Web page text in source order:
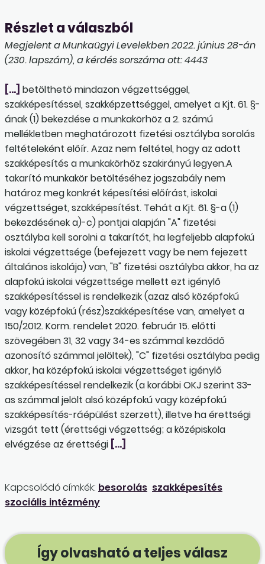
Részlet a válaszból
Megjelent a Munkaügyi Levelekben 2022. június 28-án
(230. lapszám), a kérdés sorszáma ott: 4443
[…] betölthető mindazon végzettséggel,
szakképesítéssel, szakképzettséggel, amelyet a Kjt. 61. §-
ának (1) bekezdése a munkakörhöz a 2. számú
mellékletben meghatározott fizetési osztályba sorolás
feltételeként előír. Azaz nem feltétel, hogy az adott
szakképesítés a munkakörhöz szakirányú legyen.A
takarító munkakör betöltéséhez jogszabály nem
határoz meg konkrét képesítési előírást, iskolai
végzettséget, szakképesítést. Tehát a Kjt. 61. §-a (1)
bekezdésének a)-c) pontjai alapján "A" fizetési
osztályba kell sorolni a takarítót, ha legfeljebb alapfokú
iskolai végzettsége (befejezett vagy be nem fejezett
általános iskolája) van, "B" fizetési osztályba akkor, ha az
alapfokú iskolai végzettsége mellett ezt igénylő
szakképesítéssel is rendelkezik (azaz alsó középfokú
vagy középfokú (rész)szakképesítése van, amelyet a
150/2012. Korm. rendelet 2020. február 15. előtti
szövegében 31, 32 vagy 34-es számmal kezdődő
azonosító számmal jelöltek), "C" fizetési osztályba pedig
akkor, ha középfokú iskolai végzettséget igénylő
szakképesítéssel rendelkezik (a korábbi OKJ szerint 33-
as számmal jelölt alsó középfokú vagy középfokú
szakképesítés-ráépülést szerzett), illetve ha érettségi
vizsgát tett (érettségi végzettség; a középiskola
elvégzése az érettségi […]
Kapcsolódó címkék: besorolás szakképesítés
szociális intézmény
Így olvasható a teljes válasz